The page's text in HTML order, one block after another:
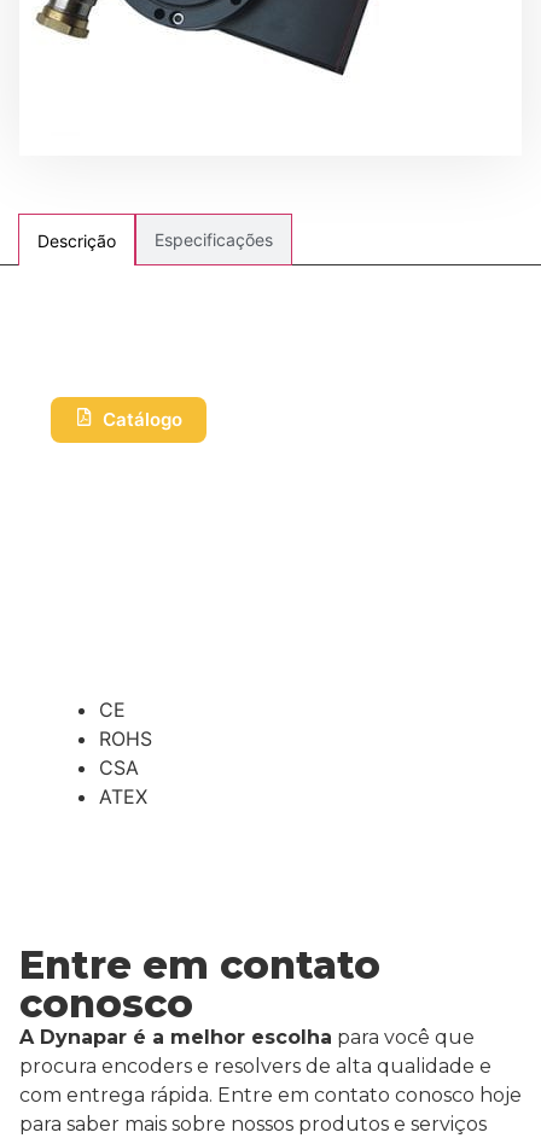
Descrição Especificações
Catálogo
CE
ROHS
CSA
ATEX
Entre em contato
conosco
A Dynapar é a melhor escolha para você que
procura encoders e resolvers de alta qualidade e
com entrega rápida. Entre em contato conosco hoje
para saber mais sobre nossos produtos e serviços